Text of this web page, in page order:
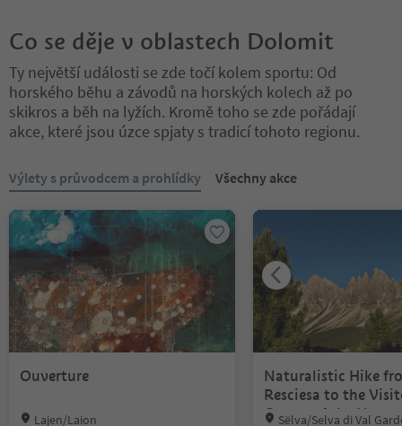
Co se děje v oblastech Dolomit
Ty největší události se zde točí kolem sportu: Od
horského běhu a závodů na horských kolech až po
skikros a běh na lyžích. Kromě toho se zde pořádají
akce, které jsou úzce spjaty s tradicí tohoto regionu.
Nacházíte se na tabulkovém posuvníku. Vyberte kartu pro
Výlety s průvodcem a prohlídky Všechny akce
Ouverture
Location:
Lajen/Laion
Naturalistic Hike
Resciesa to the
Centre of the
Location:
Sëlva/Selva di Val